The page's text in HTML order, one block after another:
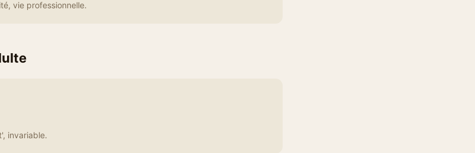
vie professionnelle.
invariable.